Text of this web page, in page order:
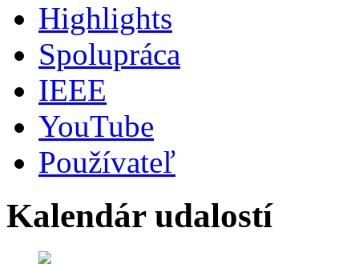
Highlights
Spolupráca
IEEE
YouTube
Používateľ
Kalendár udalostí